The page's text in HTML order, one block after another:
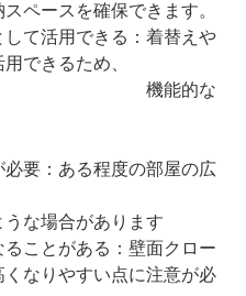
ペースを確保できます。
て活用できる：着替えや
できるため、
な
要：ある程度の部屋の広
な場合があります
ことがある：壁面クロー
なりやすい点に注意が必